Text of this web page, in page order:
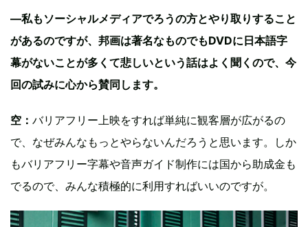
—私もソーシャルメディアでろうの方とやり取りすること
があるのですが、邦画は著名なものでもDVDに日本語字
幕がないことが多くて悲しいという話はよく聞くので、今
回の試みに心から賛同します。
空： バリアフリー上映をすれば単純に観客層が広がるの
で、なぜみんなもっとやらないんだろうと思います。しか
もバリアフリー字幕や音声ガイド制作には国から助成金も
でるので、みんな積極的に利用すればいいのですが。